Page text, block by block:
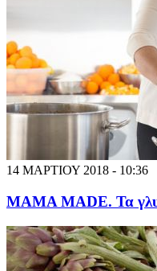
14 ΜΑΡΤΙΟΥ 2018 - 10:36
MAMA MADE. Τα